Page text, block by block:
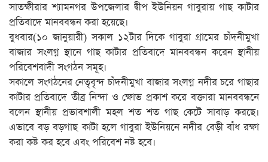
সাতক্ষীরার শ্যামনগর উপজেলার দ্বীপ ইউনিয়ন গাবুরায় গাছ কাটার
প্রতিবাদে মানববন্ধন করা হয়েছে।
বুধবার(১০ জানুয়ারী) সকাল ১২টার দিকে গাবুরা গ্রামের চাঁদনীমুখা
বাজার সংলগ্ন স্থানে গাছ কাটার প্রতিবাদে মানববন্ধন করেন স্থানীয়
পরিবেশবাদী সংগঠন সমূহ।
সকালে সংগঠনের নেতৃবৃন্দ চাঁদনীমুখা বাজার সংলগ্ন নদীর চরে গাছার
কাটার প্রতিবাদে তীব্র নিন্দা ও ক্ষোভ প্রকাশ করে বক্তারা মানববন্ধনে
বলেন স্থানীয় প্রভাবশালী মহল শত শত গাছ কেটে সাবাড় করছে।
এভাবে বড় বড়গাছ কাটা হলে গাবুরা ইউনিয়নে নদীর বেড়ী বাঁধ রক্ষা
করা কষ্ট কর হবে এবং পরিবেশ নষ্ট হবে।